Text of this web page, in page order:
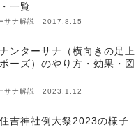
一覧
サナ解説 2017.8.15
ンターサナ（横向きの足上
ーズ）のやり方・効果・図
サナ解説 2023.1.12
吉神社例大祭2023の様子